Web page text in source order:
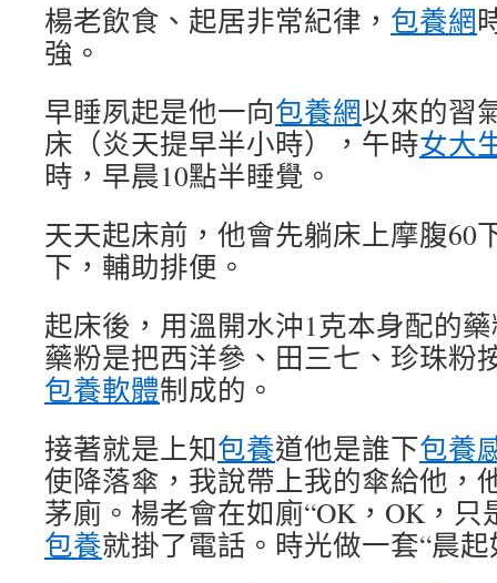
楊老飲食、起居非常紀律， 包養網
強。
早睡夙起是他一向包養網以來的習
床（炎天提早半小時），午時女大
時，早晨10點半睡覺。
天天起床前，他會先躺床上摩腹60
下，輔助排便。
起床後，用溫開水沖1克本身配的
藥粉是把西洋參、田三七、珍珠粉
包養軟體制成的。
接著就是上知包養道他是誰下包養
使降落傘，我說帶上我的傘給他，
茅廁。楊老會在如廁“OK，OK，只
包養就掛了電話。時光做一套“晨